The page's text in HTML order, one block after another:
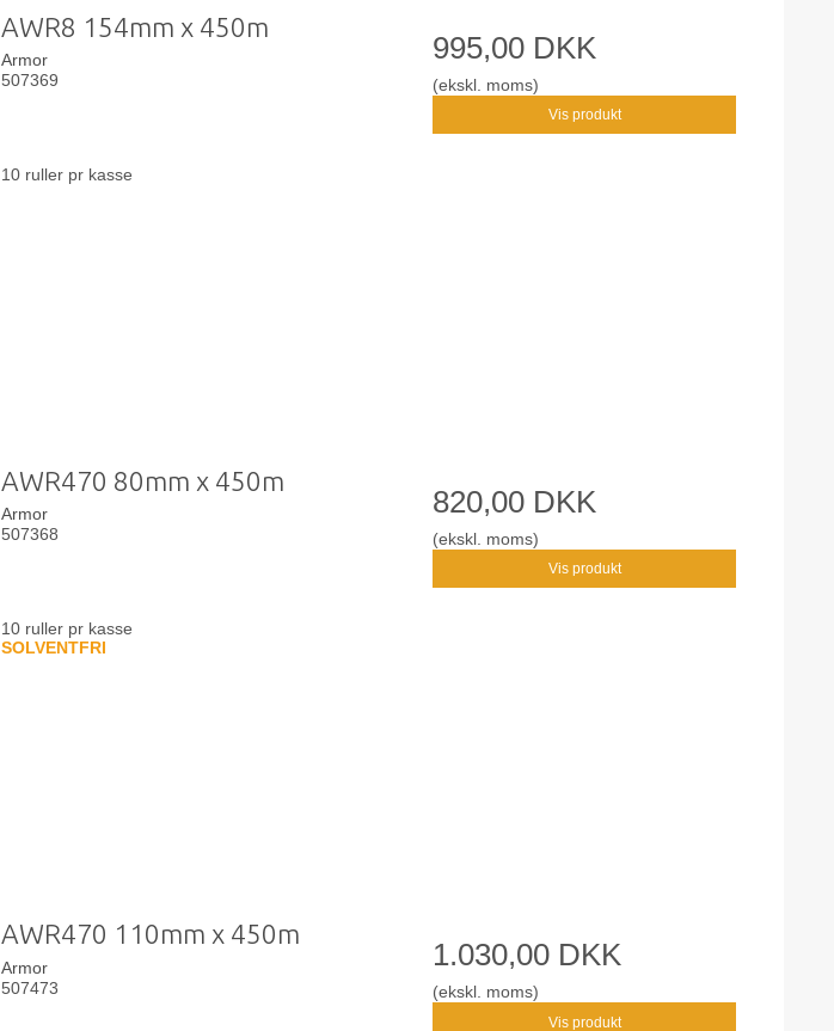
AWR8 154mm x 450m
Armor
507369
10 ruller pr kasse
995,00 DKK
(ekskl. moms)
Vis produkt
AWR470 80mm x 450m
Armor
507368
10 ruller pr kasse
SOLVENTFRI
820,00 DKK
(ekskl. moms)
Vis produkt
AWR470 110mm x 450m
Armor
507473
1.030,00 DKK
(ekskl. moms)
Vis produkt